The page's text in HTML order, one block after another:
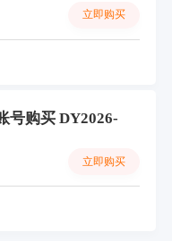
立即购买
号购买 DY2026-
立即购买